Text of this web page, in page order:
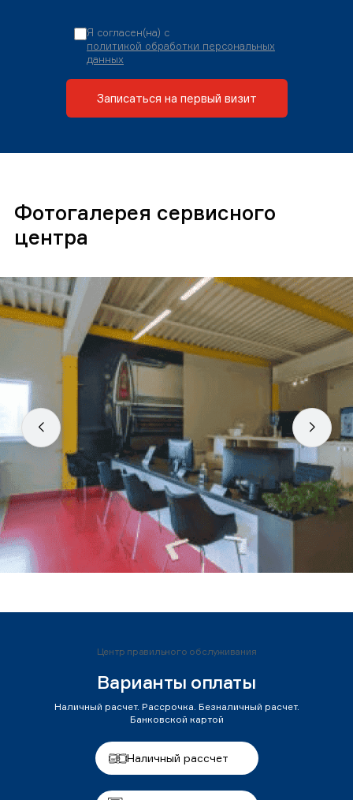
Я согласен(на) с
политикой обработки персональных
данных
Записаться на первый визит
Фотогалерея сервисного
центра
Центр правильного обслуживания
Варианты оплаты
Наличный расчет. Рассрочка. Безналичный расчет.
Банковской картой
Наличный рассчет